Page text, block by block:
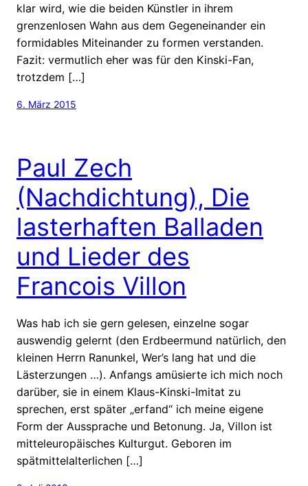
klar wird, wie die beiden Künstler in ihrem
grenzenlosen Wahn aus dem Gegeneinander ein
formidables Miteinander zu formen verstanden.
Fazit: vermutlich eher was für den Kinski-Fan,
trotzdem […]
6. März 2015
Paul Zech
(Nachdichtung), Die
lasterhaften Balladen
und Lieder des
Francois Villon
Was hab ich sie gern gelesen, einzelne sogar
auswendig gelernt (den Erdbeermund natürlich, den
kleinen Herrn Ranunkel, Wer’s lang hat und die
Lästerzungen …). Anfangs amüsierte ich mich noch
darüber, sie in einem Klaus-Kinski-Imitat zu
sprechen, erst später „erfand“ ich meine eigene
Form der Aussprache und Betonung. Ja, Villon ist
mitteleuropäisches Kulturgut. Geboren im
spätmittelalterlichen […]